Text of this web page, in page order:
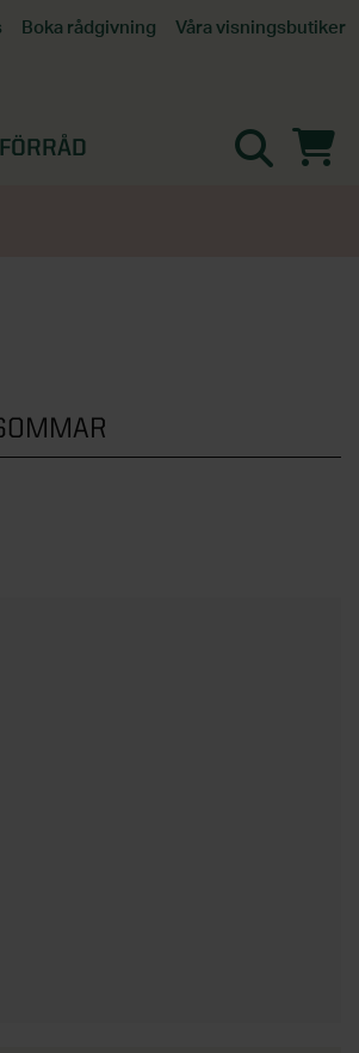
Boka rådgivning Våra visningsbutiker
Göteborg